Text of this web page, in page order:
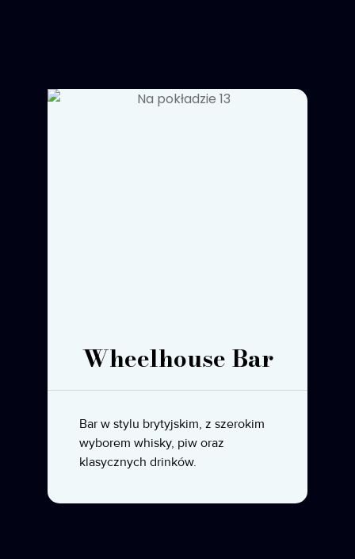
Wheelhouse Bar
Bar w stylu brytyjskim, z szerokim
wyborem whisky, piw oraz
klasycznych drinków.